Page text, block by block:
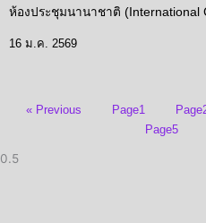
ห้องประชุมนานาชาติ (International
16 ม.ค. 2569
« Previous Page1 Page
Page5